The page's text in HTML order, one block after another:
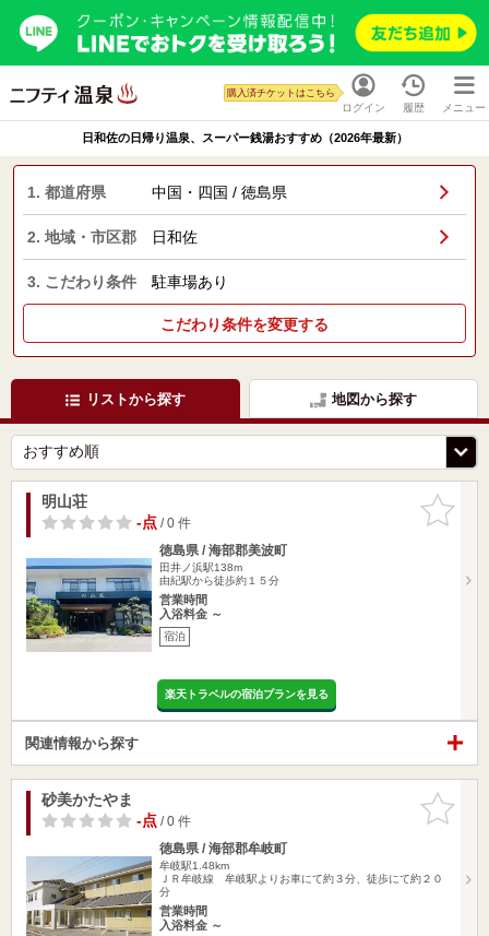
ログイン
購入済チケットはこちら
履歴 メニュー
日和佐の日帰り温泉、スーパー銭湯おすすめ（2026年最新）
1. 都道府県 中国・四国 / 徳島県
2. 地域・市区郡 日和佐
3. こだわり条件 駐車場あり
こだわり条件を変更する
リストから探す 地図から探す
お気に入
りに追加
明山荘
-点/ 0 件
徳島県 / 海部郡美波町
田井ノ浜駅138m
由紀駅から徒歩約１５分
営業時間
入浴料金 ～
宿泊
楽天トラベルの宿泊プランを見る
関連情報から探す
お気に入
りに追加
砂美かたやま
-点/ 0 件
徳島県 / 海部郡牟岐町
牟岐駅1.48km
ＪＲ牟岐線 牟岐駅よりお車にて約３分、徒歩にて約２０
分
営業時間
入浴料金 ～